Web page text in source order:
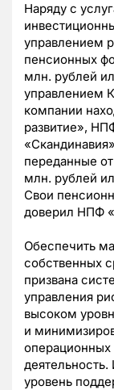
Наряду с
управлением
пенсионных
млн. рублей
управлением
компании
развитие»,
переданные
млн. рублей
Свои
доверил НПФ
Обеспечить
собственных
призвана
управления
высоком
и
уровень